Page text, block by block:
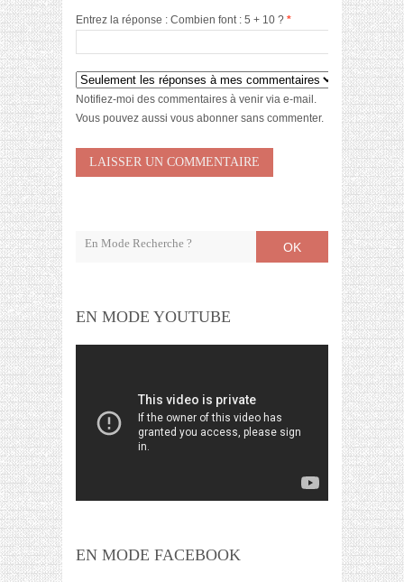
Entrez la réponse : Combien font : 5 + 10 ? *
Notifiez-moi des commentaires à venir via e-mail.
Vous pouvez aussi vous abonner sans commenter.
OK
EN MODE YOUTUBE
EN MODE FACEBOOK